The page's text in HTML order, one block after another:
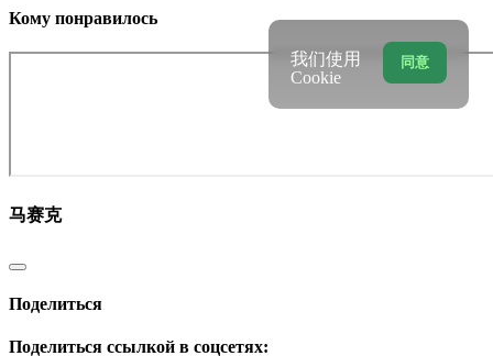
Кому понравилось
马赛克
Поделиться
Поделиться ссылкой в соцсетях:
同意
我们使用
Cookie